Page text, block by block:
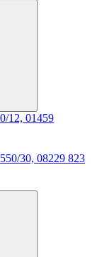
12, 01459